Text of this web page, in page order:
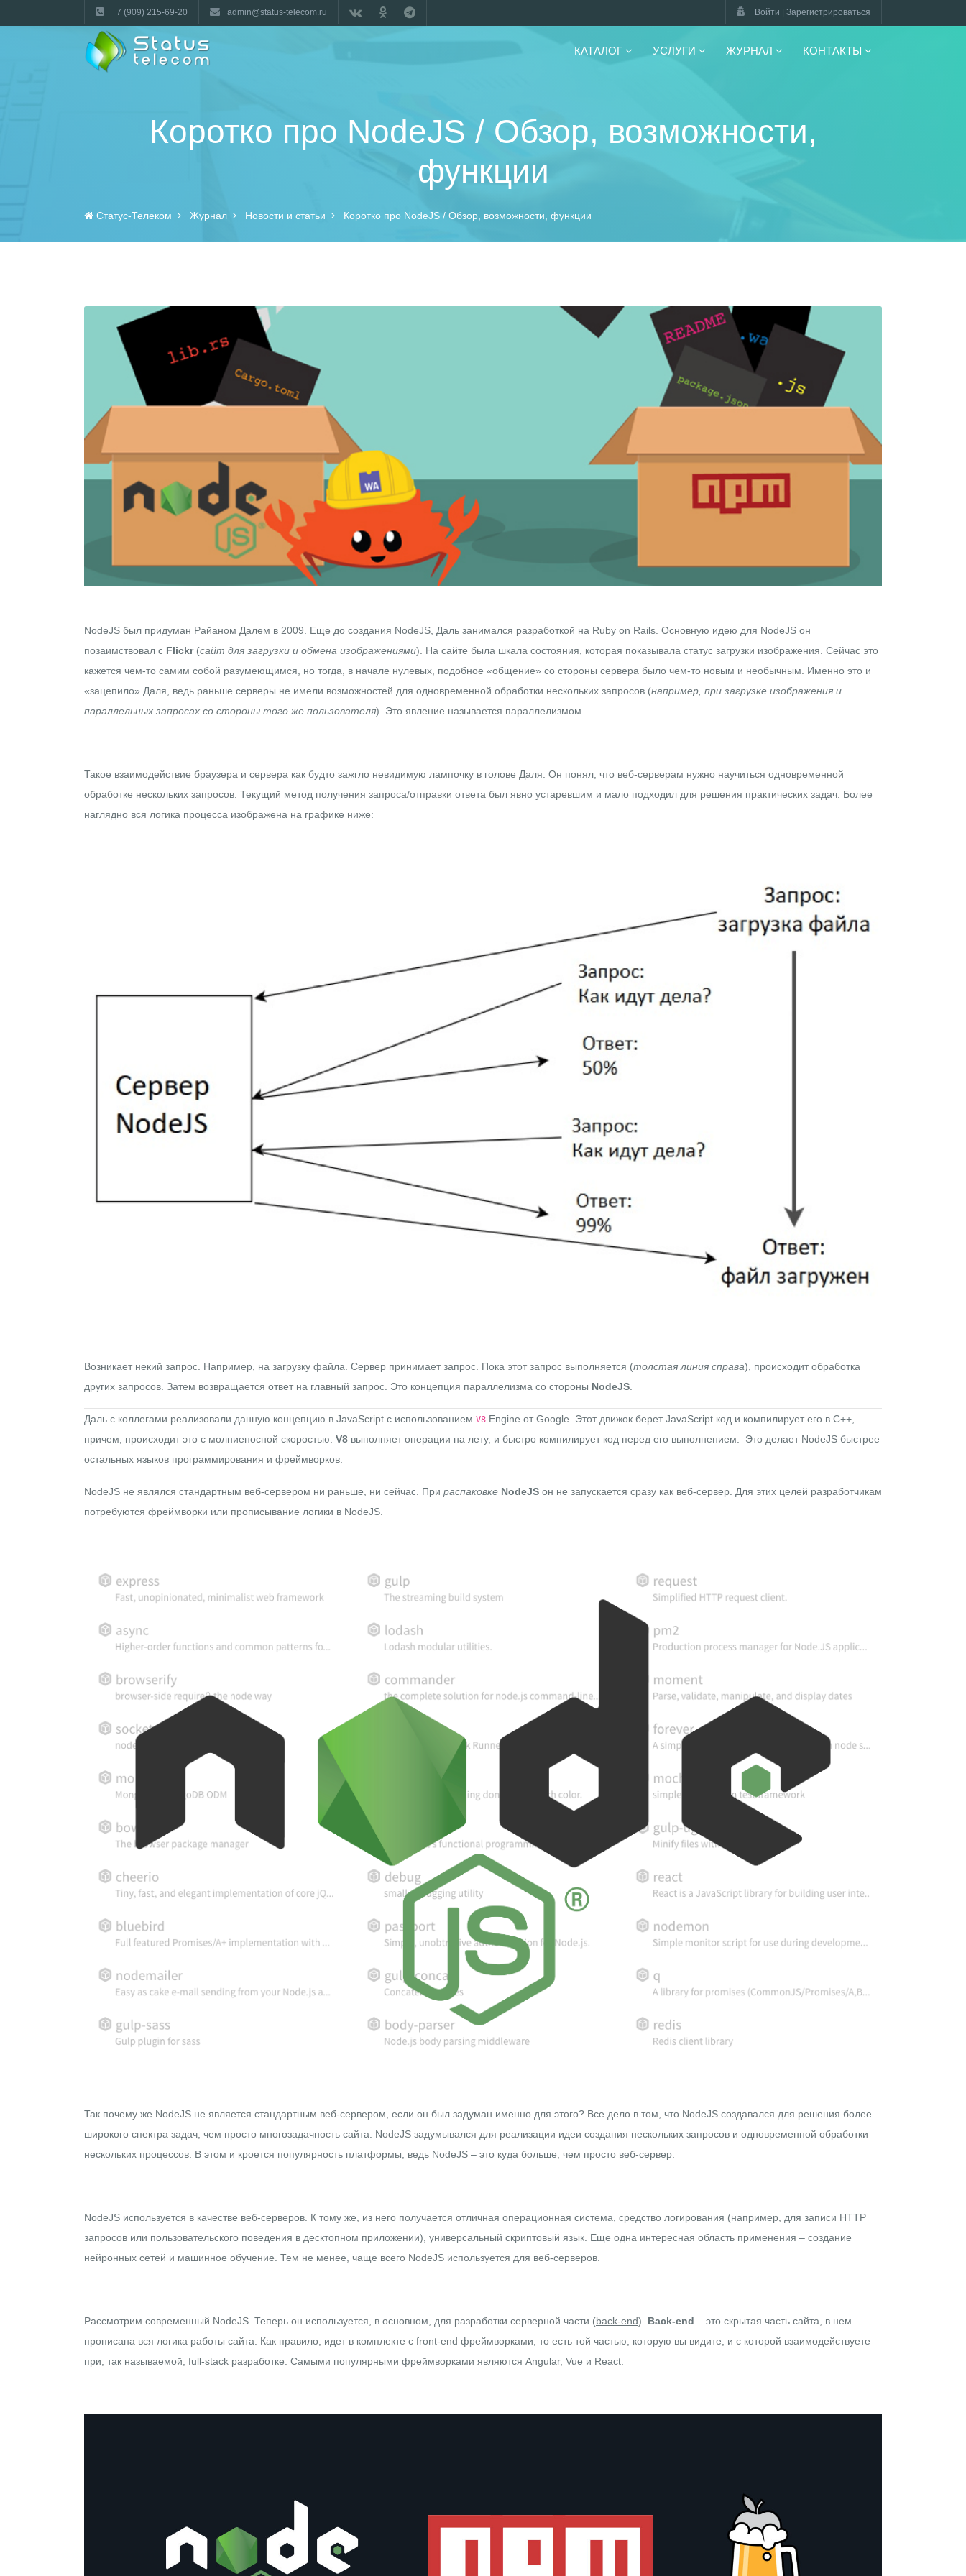
+7 (909) 215-69-20 admin@status-telecom.ru Войти | Зарегистрироваться
КАТАЛОГ УСЛУГИ ЖУРНАЛ КОНТАКТЫ
Коротко про NodeJS / Обзор, возможности,
функции
Статус-Телеком Журнал Новости и статьи Коротко про NodeJS / Обзор, возможности, функции
NodeJS был придуман Райаном Далем в 2009. Еще до создания NodeJS, Даль занимался разработкой на Ruby on Rails. Основную идею для NodeJS он
позаимствовал с Flickr(сайт для загрузки и обмена изображениями). На сайте была шкала состояния, которая показывала статус загрузки изображения. Сейчас это
кажется чем-то самим собой разумеющимся, но тогда, в начале нулевых, подобное «общение» со стороны сервера было чем-то новым и необычным. Именно это и
«зацепило» Даля, ведь раньше серверы не имели возможностей для одновременной обработки нескольких запросов (например, при загрузке изображения и
параллельных запросах со стороны того же пользователя). Это явление называется параллелизмом.
Такое взаимодействие браузера и сервера как будто зажгло невидимую лампочку в голове Даля. Он понял, что веб-серверам нужно научиться одновременной
обработке нескольких запросов. Текущий метод получения запроса/отправки ответа был явно устаревшим и мало подходил для решения практических задач. Более
наглядно вся логика процесса изображена на графике ниже:
Возникает некий запрос. Например, на загрузку файла. Сервер принимает запрос. Пока этот запрос выполняется (толстая линия справа), происходит обработка
других запросов. Затем возвращается ответ на главный запрос. Это концепция параллелизма со стороны NodeJS
Даль с коллегами реализовали данную концепцию в JavaScript с использованием V8 Engine от Google . Этот движок берет JavaScript код и компилирует его в C++
причем, происходит это с молниеносной скоростью. V8 выполняет операции на лету, и быстро компилирует код перед его выполнением. Это делает NodeJS быстрее
остальных языков программирования и фреймворков.
NodeJS не являлся стандартным веб-сервером ни раньше, ни сейчас. При распаковке NodeJS он не запускается сразу как веб-сервер. Для этих целей разработчикам
потребуются фреймворки или прописывание логики в NodeJS.
Так почему же NodeJS не является стандартным веб-сервером, если он был задуман именно для этого? Все дело в том, что NodeJS создавался для решения более
широкого спектра задач, чем просто многозадачность сайта. NodeJS задумывался для реализации идеи создания нескольких запросов и одновременной обработки
нескольких процессов. В этом и кроется популярность платформы, ведь NodeJS – это куда больше, чем просто веб-сервер.
NodeJS используется в качестве веб-серверов. К тому же, из него получается отличная операционная система, средство логирования (например, для записи HTTP
запросов или пользовательского поведения в десктопном приложении), универсальный скриптовый язык. Еще одна интересная область применения – создание
нейронных сетей и машинное обучение. Тем не менее, чаще всего NodeJS используется для веб-серверов.
Рассмотрим современный NodeJS. Теперь он используется, в основном, для разработки серверной части (back-end). Back-end – это скрытая часть сайта, в нем
прописана вся логика работы сайта. Как правило, идет в комплекте с front-end фреймворками, то есть той частью, которую вы видите, и с которой взаимодействуете
при, так называемой, full-stack разработке. Самыми популярными фреймворками являются Angular, Vue и React.